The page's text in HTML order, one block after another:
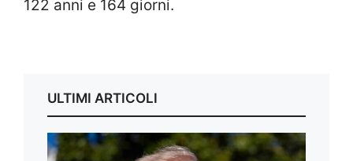
122 anni e 164 giorni.
ULTIMI ARTICOLI